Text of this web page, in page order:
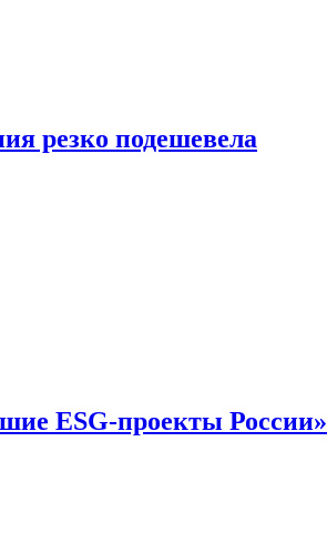
резко подешевела
ESG-проекты России»